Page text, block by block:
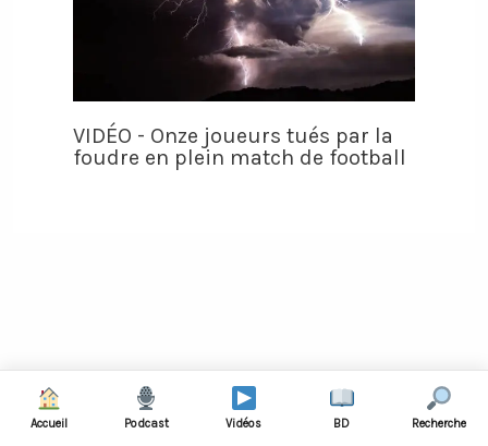
VIDÉO - Onze joueurs tués par la
foudre en plein match de football
Rechercher :
Accueil Podcast Vidéos BD Recherche